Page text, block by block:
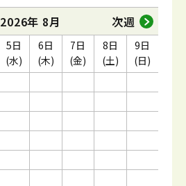
2026年 8月 次週
5日
(水)
6日
(木)
7日
(金)
8日
(土)
9日
(日)